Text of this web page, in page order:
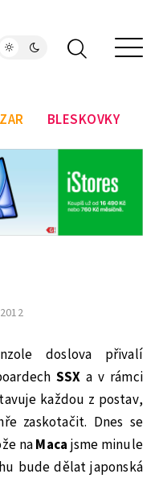
BLESKOVKY
doslova přivalí
SSX a v rámci
každou z postav,
zaskotačit. Dnes se
naMaca jsme minule
bude dělat japonská